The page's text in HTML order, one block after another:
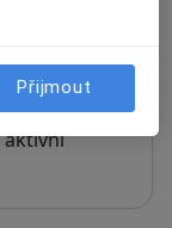
záložce
aktivní
Přijmout